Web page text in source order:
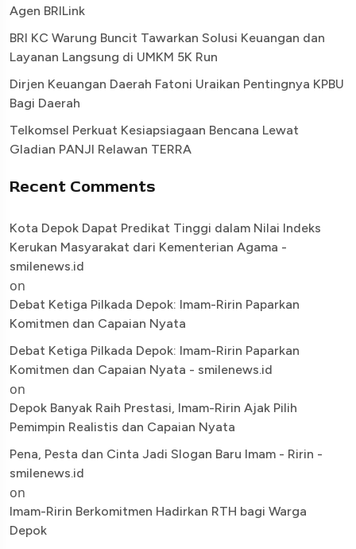
Agen BRILink
BRI KC Warung Buncit Tawarkan Solusi Keuangan dan
Layanan Langsung di UMKM 5K Run
Dirjen Keuangan Daerah Fatoni Uraikan Pentingnya KPBU
Bagi Daerah
Telkomsel Perkuat Kesiapsiagaan Bencana Lewat
Gladian PANJI Relawan TERRA
Recent Comments
Kota Depok Dapat Predikat Tinggi dalam Nilai Indeks
Kerukan Masyarakat dari Kementerian Agama -
smilenews.id
on
Debat Ketiga Pilkada Depok: Imam-Ririn Paparkan
Komitmen dan Capaian Nyata
Debat Ketiga Pilkada Depok: Imam-Ririn Paparkan
Komitmen dan Capaian Nyata - smilenews.id
on
Depok Banyak Raih Prestasi, Imam-Ririn Ajak Pilih
Pemimpin Realistis dan Capaian Nyata
Pena, Pesta dan Cinta Jadi Slogan Baru Imam - Ririn -
smilenews.id
on
Imam-Ririn Berkomitmen Hadirkan RTH bagi Warga
Depok